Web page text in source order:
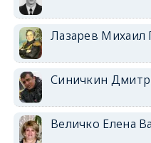
Лазарев Михаил
Синичкин
Величко Елена